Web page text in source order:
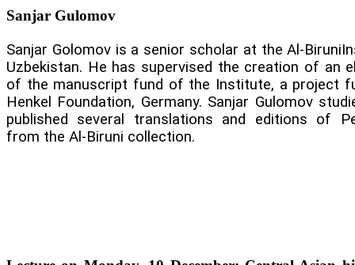
Sanjar Gulomov
Sanjar Golomov is a senior scholar at the Al-
Uzbekistan. He has supervised the creation of an
of the manuscript fund of the Institute, a project
Henkel Foundation, Germany. Sanjar Gulomov
published several translations and editions of
from the Al-Biruni collection.